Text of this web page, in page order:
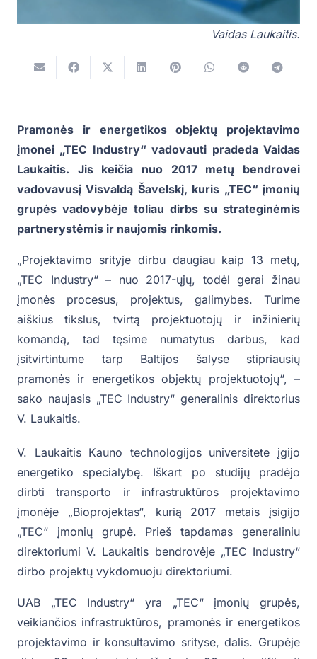
Vaidas Laukaitis.
Pramonės ir energetikos objektų projektavimo
įmonei „TEC Industry“ vadovauti pradeda Vaidas
Laukaitis. Jis keičia nuo 2017 metų bendrovei
vadovavusį Visvaldą Šavelskį, kuris „TEC“ įmonių
grupės vadovybėje toliau dirbs su strateginėmis
partnerystėmis ir naujomis rinkomis.
„Projektavimo srityje dirbu daugiau kaip 13 metų,
„TEC Industry“ – nuo 2017-ųjų, todėl gerai žinau
įmonės procesus, projektus, galimybes. Turime
aiškius tikslus, tvirtą projektuotojų ir inžinierių
komandą, tad tęsime numatytus darbus, kad
įsitvirtintume tarp Baltijos šalyse stipriausių
pramonės ir energetikos objektų projektuotojų“, –
sako naujasis „TEC Industry“ generalinis direktorius
V. Laukaitis.
V. Laukaitis Kauno technologijos universitete įgijo
energetiko specialybę. Iškart po studijų pradėjo
dirbti transporto ir infrastruktūros projektavimo
įmonėje „Bioprojektas“, kurią 2017 metais įsigijo
„TEC“ įmonių grupė. Prieš tapdamas generaliniu
direktoriumi V. Laukaitis bendrovėje „TEC Industry“
dirbo projektų vykdomuoju direktoriumi.
UAB „TEC Industry“ yra „TEC“ įmonių grupės,
veikiančios infrastruktūros, pramonės ir energetikos
projektavimo ir konsultavimo srityse, dalis. Grupėje